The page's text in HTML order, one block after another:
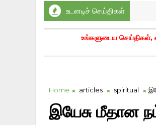
உடனடிச் செய்திகள்
உங்களுடைய செய்திகள்,
Home articles spiritual
இயேசு மீதான